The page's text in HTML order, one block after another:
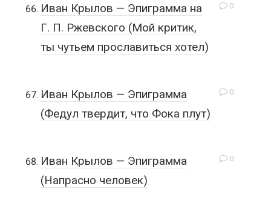
0
Иван Крылов — Эпиграмма на
Г. П. Ржевского (Мой критик,
ты чутьем прославиться хотел)
0
Иван Крылов — Эпиграмма
(Федул твердит, что Фока плут)
0
Иван Крылов — Эпиграмма
(Напрасно человек)